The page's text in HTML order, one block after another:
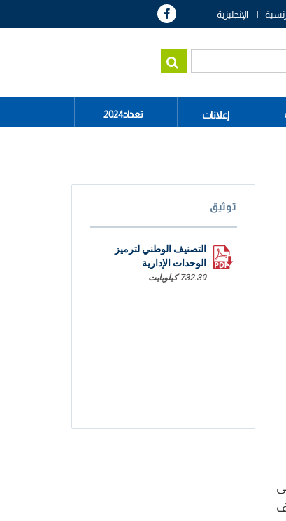
الإنجليزية
إعلانات تعداد2024
توثيق
التصنيف الوطني لترميز
الوحدات الإدارية
732.39 كيلوبايت